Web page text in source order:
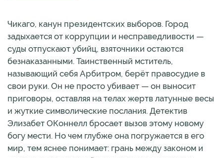
Чикаго, канун президентских выборов. Город
задыхается от коррупции и несправедливости —
суды отпускают убийц, взяточники остаются
безнаказанными. Таинственный мститель,
называющий себя Арбитром, берёт правосудие в
свои руки. Он не просто убивает — он выносит
приговоры, оставляя на телах жертв латунные весы
и жуткие символические послания. Детектив
Элизабет ОКоннелл бросает вызов этому новому
богу мести. Но чем глубже она погружается в его
мир, тем яснее понимает: грань между законом и